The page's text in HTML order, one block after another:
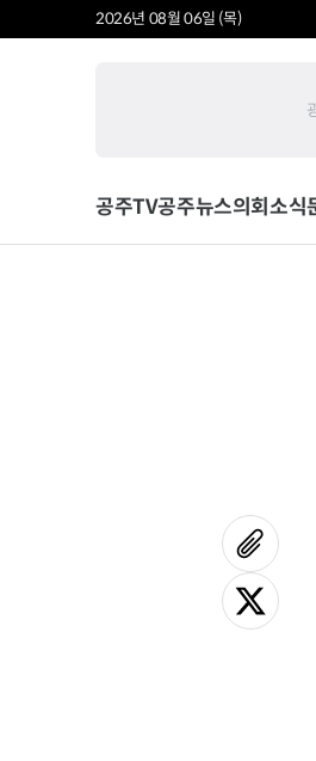
2026년 08월 06일 (목)
공주TV공주뉴스의회소식